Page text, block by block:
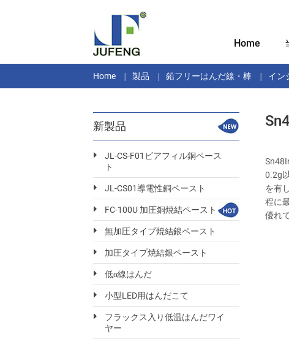
Home
Home 製品 鉛フリーはんだ線・棒 イン
0.2g
を有
程に
優れ
新製品
JL-CS-F01ビアフィル銅ペース
ト
JL-CS01導電性銅ペースト
FC-100U 加圧銅焼結ペースト
無加圧タイプ焼結銀ペースト
加圧タイプ焼結銀ペースト
低α線はんだ
小型LED用はんだこて
フラックス入り低温はんだワイ
ヤー